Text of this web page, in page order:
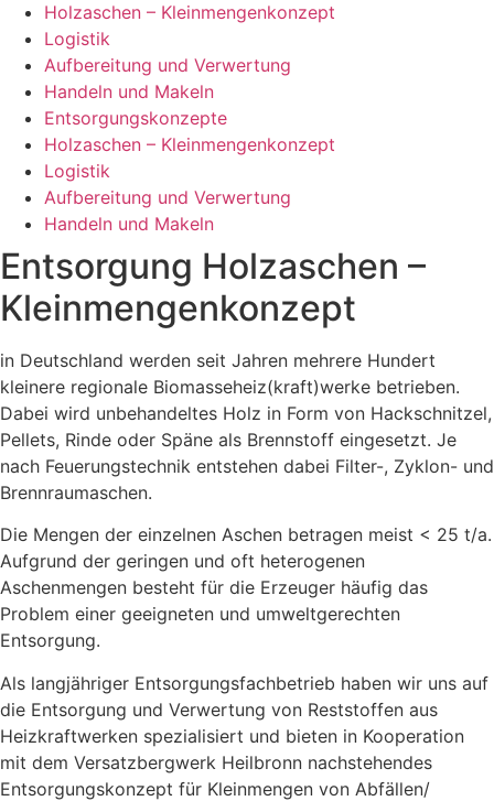
Holzaschen – Kleinmengenkonzept
Logistik
Aufbereitung und Verwertung
Handeln und Makeln
Entsorgungskonzepte
Holzaschen – Kleinmengenkonzept
Logistik
Aufbereitung und Verwertung
Handeln und Makeln
Entsorgung Holzaschen –
Kleinmengenkonzept
in Deutschland werden seit Jahren mehrere Hundert
kleinere regionale Biomasseheiz(kraft)werke betrieben.
Dabei wird unbehandeltes Holz in Form von Hackschnitzel,
Pellets, Rinde oder Späne als Brennstoff eingesetzt. Je
nach Feuerungstechnik entstehen dabei Filter-, Zyklon- und
Brennraumaschen.
Die Mengen der einzelnen Aschen betragen meist < 25 t/a.
Aufgrund der geringen und oft heterogenen
Aschenmengen besteht für die Erzeuger häufig das
Problem einer geeigneten und umweltgerechten
Entsorgung.
Als langjähriger Entsorgungsfachbetrieb haben wir uns auf
die Entsorgung und Verwertung von Reststoffen aus
Heizkraftwerken spezialisiert und bieten in Kooperation
mit dem Versatzbergwerk Heilbronn nachstehendes
Entsorgungskonzept für Kleinmengen von Abfällen/